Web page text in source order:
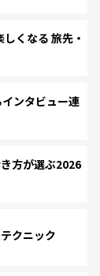
くなる 旅先・
ンタビュー連
方が選ぶ2026
クニック